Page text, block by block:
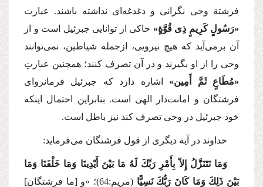
فرشتة وحی نگرانی و دغدغه‌ای نداشته باشند. عبارت
«رَسُولٍ كَرِیمٍ ذِی قُوَّةٍ» حاكی از توانایی جبرئیل است و از
آن برمی‌آید كه هیچ نیرویی، ازجمله شیاطین، نمی‌توانند
وحی را از او بگیرند و در آن تصرف كنند؛ همچنین عبارتِ
«مُطَاعٍ ثَمَّ أَمِین» اشاره دارد كه جبرئیل فرمانروای
فرشتگان و امانت‌دار الهی است. بنابراین احتمال اینكه
خود جبرئیل در وحی تصرف كند نیز باطل است.
خداوند در آیة دیگری از قول فرشتگان می‌فرماید:
وَمَا نَتَنَزَّلُ إِلاّ بِأَمْرِ رَبِّكَ لَهُ مَا بَیْنَ أَیْدِینَا وَمَا خَلْفَنَا وَمَا
بَیْنَ ذَلِكَ وَمَا كَانَ رَبُّكَ نَسِیًّا (مریم:64)؛
«و [ما فرشتگان]